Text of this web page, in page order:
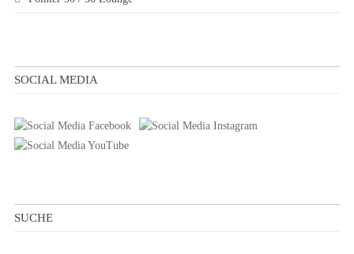
SOCIAL MEDIA
SUCHE